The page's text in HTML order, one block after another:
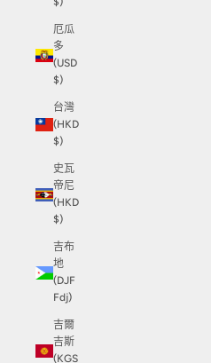
厄瓜
多
(USD
$)
台灣
(HKD
$)
史瓦
帝尼
(HKD
$)
吉布
地
(DJF
Fdj)
吉爾
吉斯
(KGS